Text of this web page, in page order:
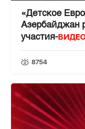
«Детское
Азербайджан
участия-
8754